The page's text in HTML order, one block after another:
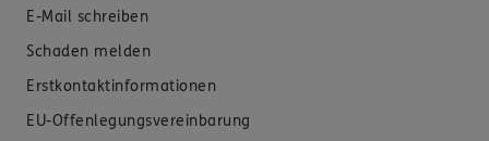
E-Mail schreiben
Schaden melden
Erstkontaktinformationen
EU-Offenlegungsvereinbarung